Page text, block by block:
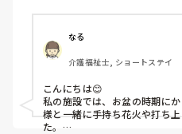
なる
介護福祉士, ショートステイ
こんにちは😊
私の施設では、お盆の時期に
様と一緒に手持ち花火や打ち
た。